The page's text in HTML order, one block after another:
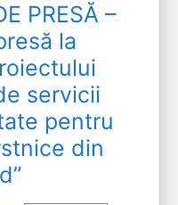
PRESĂ –
la
servicii
pentru
din